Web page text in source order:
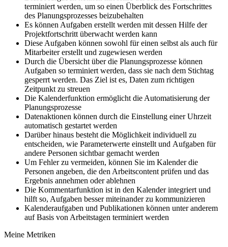
terminiert werden, um so einen Überblick des Fortschrittes
des Planungsprozesses beizubehalten
Es können Aufgaben erstellt werden mit dessen Hilfe der
Projektfortschritt überwacht werden kann
Diese Aufgaben können sowohl für einen selbst als auch für
Mitarbeiter erstellt und zugewiesen werden
Durch die Übersicht über die Planungsprozesse können
Aufgaben so terminiert werden, dass sie nach dem Stichtag
gesperrt werden. Das Ziel ist es, Daten zum richtigen
Zeitpunkt zu streuen
Die Kalenderfunktion ermöglicht die Automatisierung der
Planungsprozesse
Datenaktionen können durch die Einstellung einer Uhrzeit
automatisch gestartet werden
Darüber hinaus besteht die Möglichkeit individuell zu
entscheiden, wie Parameterwerte einstellt und Aufgaben für
andere Personen sichtbar gemacht werden
Um Fehler zu vermeiden, können Sie im Kalender die
Personen angeben, die den Arbeitscontent prüfen und das
Ergebnis annehmen oder ablehnen
Die Kommentarfunktion ist in den Kalender integriert und
hilft so, Aufgaben besser miteinander zu kommunizieren
Kalenderaufgaben und Publikationen können unter anderem
auf Basis von Arbeitstagen terminiert werden
Meine Metriken